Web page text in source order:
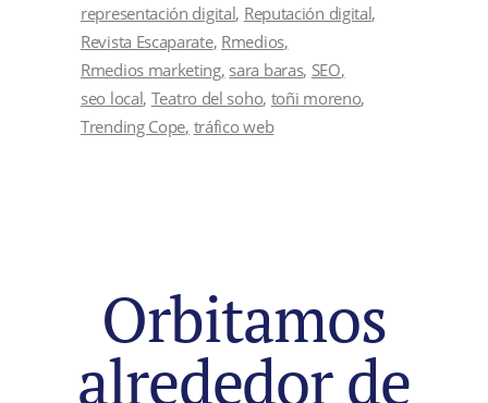
representación digital Reputación digital
Revista Escaparate Rmedios
Rmedios marketing sara baras SEO
seo local Teatro del soho toñi moreno
Trending Cope tráfico web
Orbitamos
alrededor de